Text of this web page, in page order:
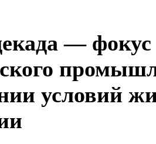
— фокус
условий